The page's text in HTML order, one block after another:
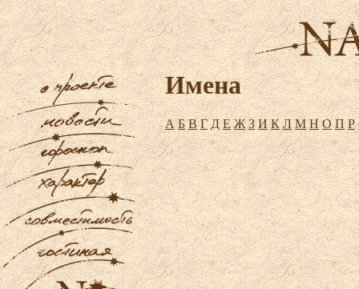
Имена
А Б В Г Д Е Ж З И К Л М Н О П Р